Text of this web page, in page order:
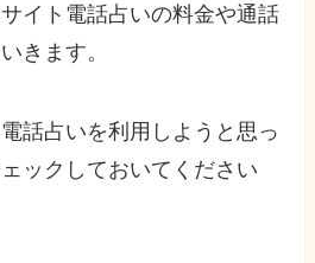
イト電話占いの料金や通話
きます。
話占いを利用しようと思っ
ックしておいてください